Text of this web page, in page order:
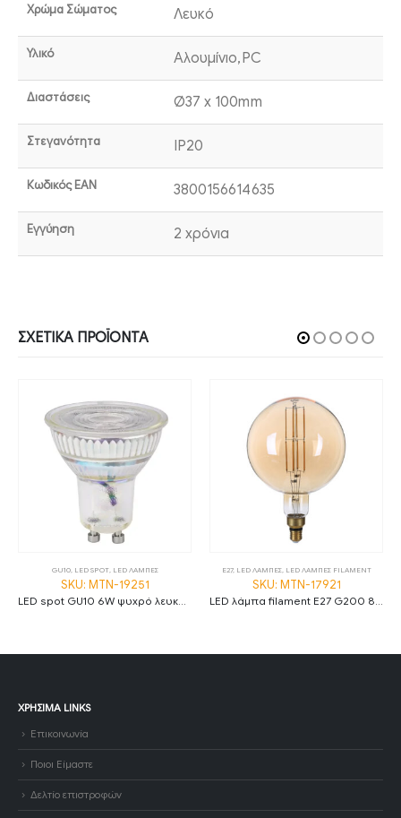
Χρώμα Σώματος Λευκό
Υλικό Αλουμίνιο,PC
Διαστάσεις Ø37 x 100mm
Στεγανότητα IP20
Κωδικός EAN 3800156614635
Εγγύηση 2 χρόνια
ΣΧΕΤΙΚΆ ΠΡΟΪΌΝΤΑ
GU10, LED SPOT, LED ΛΑΜΠΕΣ
SKU: MTN-19251
E27, LED ΛΑΜΠΕΣ, LED ΛΑΜΠΕΣ FILAMENT
SKU: MTN-17921
ΧΡΉΣΙΜΑ LINKS
Επικοινωνία
Ποιοι Είμαστε
Δελτίο επιστροφών